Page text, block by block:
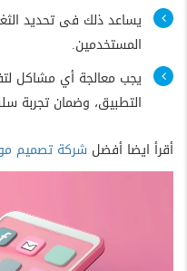
يساعد ذلك فى تحديد
المستخدمين.
يجب معالجة أي مشاكل
التطبيق، وضمان تجربة
أقرأ ايضا أفضل شركة تصميم